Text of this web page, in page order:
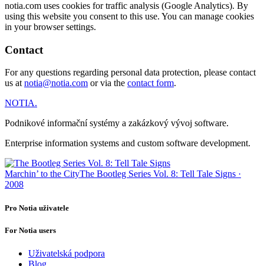
notia.com uses cookies for traffic analysis (Google Analytics). By
using this website you consent to this use. You can manage cookies
in your browser settings.
Contact
For any questions regarding personal data protection, please contact
us atnotia@notia.com or via the contact form.
NOTIA.
Podnikové informační systémy a zakázkový vývoj software.
Enterprise information systems and custom software development.
Marchin’ to the CityThe Bootleg Series Vol. 8: Tell Tale Signs ·
2008
Pro Notia uživatele
For Notia users
Uživatelská podpora
Blog